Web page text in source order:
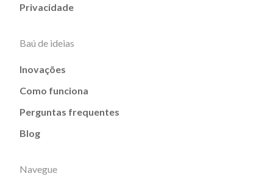
Privacidade
Baú de ideias
Inovações
Como funciona
Perguntas frequentes
Blog
Navegue